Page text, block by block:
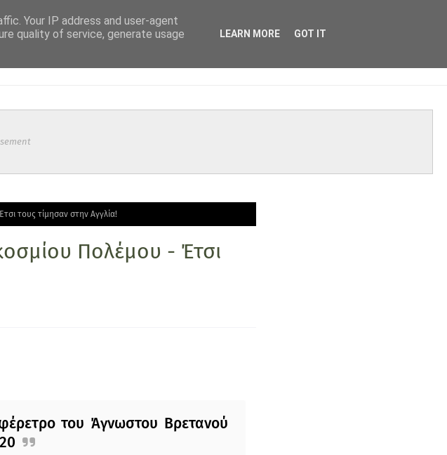
τους τίμησαν στην Αγγλία!
Πολέμου - Έτσι
του Άγνωστου Βρετανού
Your IP address and user-agent
quality of service, generate usage
LEARN MORE GOT IT